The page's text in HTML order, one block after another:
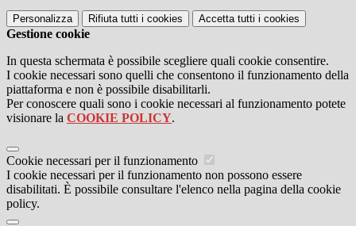
Personalizza Rifiuta tutti i cookies Accetta tutti i cookies
Gestione cookie
In questa schermata è possibile scegliere quali cookie consentire.
I cookie necessari sono quelli che consentono il funzionamento della
piattaforma e non è possibile disabilitarli.
Per conoscere quali sono i cookie necessari al funzionamento potete
visionare la COOKIE POLICY.
Cookie necessari per il funzionamento
I cookie necessari per il funzionamento non possono essere
disabilitati. È possibile consultare l'elenco nella pagina della cookie
policy.